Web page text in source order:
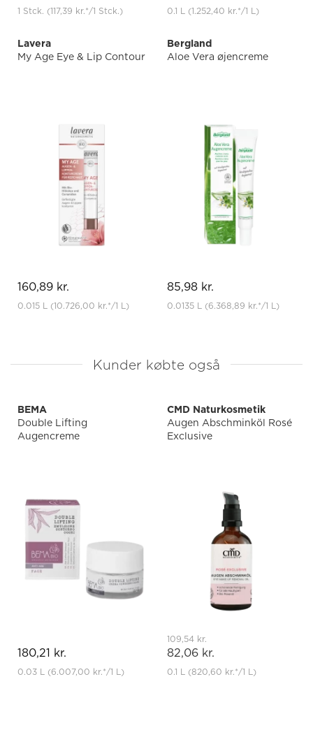
1 Stck. (117,39 kr.*/1 Stck.) 0.1 L (1.252,40 kr.*/1 L)
Lavera
My Age Eye & Lip Contour
160,89 kr.
0.015 L (10.726,00 kr.*/1 L)
Bergland
Aloe Vera øjencreme
85,98 kr.
0.0135 L (6.368,89 kr.*/1 L)
Kunder købte også
BEMA
Double Lifting
Augencreme
180,21 kr.
0.03 L (6.007,00 kr.*/1 L)
CMD Naturkosmetik
Augen Abschminköl Rosé
Exclusive
109,54 kr.
82,06 kr.
0.1 L (820,60 kr.*/1 L)